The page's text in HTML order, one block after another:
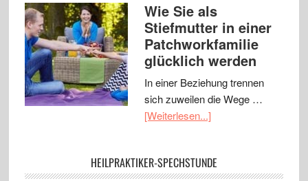
Wie Sie als
Stiefmutter in einer
Patchworkfamilie
glücklich werden
In einer Beziehung trennen
sich zuweilen die Wege …
[Weiterlesen...]
HEILPRAKTIKER-SPECHSTUNDE